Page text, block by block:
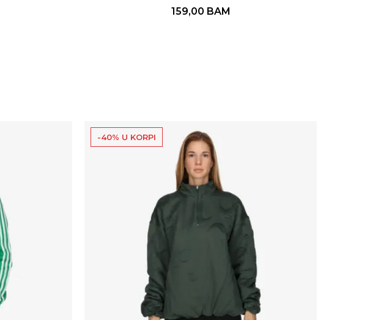
159,00 BAM
-40% U KORPI